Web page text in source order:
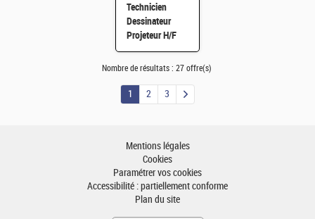
Technicien
Dessinateur
Projeteur H/F
Nombre de résultats : 27 offre(s)
1 2 3
Mentions légales
Cookies
Paramétrer vos cookies
Accessibilité : partiellement conforme
Plan du site